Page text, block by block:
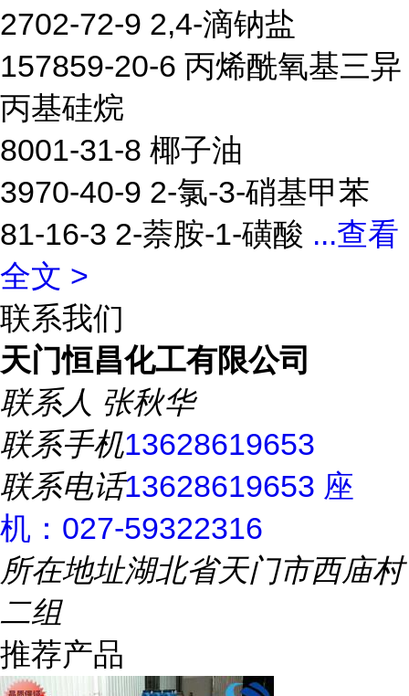
2702-72-9 2,4-滴钠盐
157859-20-6 丙烯酰氧基三异
丙基硅烷
8001-31-8 椰子油
3970-40-9 2-氯-3-硝基甲苯
81-16-3 2-萘胺-1-磺酸 ...查看
全文 >
联系我们
天门恒昌化工有限公司
联系人 张秋华
联系手机13628619653
联系电话13628619653 座
机：027-59322316
所在地址湖北省天门市西庙村
二组
推荐产品